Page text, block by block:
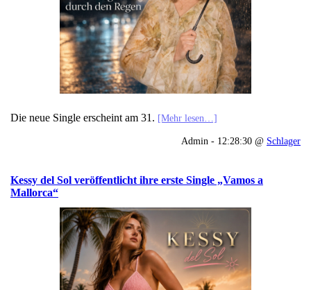
Die neue Single erscheint am 31. [Mehr lesen…]
Admin - 12:28:30 @ Schlager
Kessy del Sol veröffentlicht ihre erste Single „Vamos a
Mallorca“